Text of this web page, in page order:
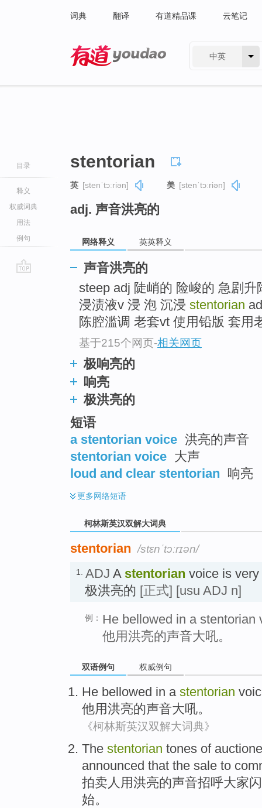
词典 翻译 有道精品课 云笔记
中英
目录
释义
权威词典
用法
例句
stentorian
英 [stenˈtɔːriən] 美 [stenˈtɔːriən]
adj. 声音洪亮的
网络释义 英英释义
声音洪亮的
steep adj 陡峭的 险峻的 急剧
浸渍液v 浸 泡 沉浸 stentorian
陈腔滥调 老套vt 使用铅版 套用
基于215个网页-相关网页
极响亮的
响亮
极洪亮的
短语
a stentorian voice 洪亮的声音
stentorian voice 大声
loud and clear stentorian 响亮
更多网络短语
柯林斯英汉双解大词典
stentorian /stɛnˈtɔːrɪən/
1. ADJ A stentorian voice is
极洪亮的 [正式] [usu ADJ n]
例： He bellowed in a stentorian
他用洪亮的声音大吼。
双语例句 权威例句
He bellowed in a stentorian
他用洪亮的声音大吼。
《柯林斯英汉双解大词典》
The stentorian tones of
announced that the sale to
拍卖人 用洪亮的声音招呼大家
始。